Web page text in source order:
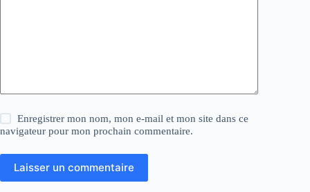
Enregistrer mon nom, mon e-mail et mon site dans ce
navigateur pour mon prochain commentaire.
Laisser un commentaire